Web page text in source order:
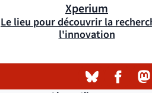
Xperium
Le lieu pour découvrir la
l'innovation
Bluesky
( )
(nouvelleFacebook
( ) ( )